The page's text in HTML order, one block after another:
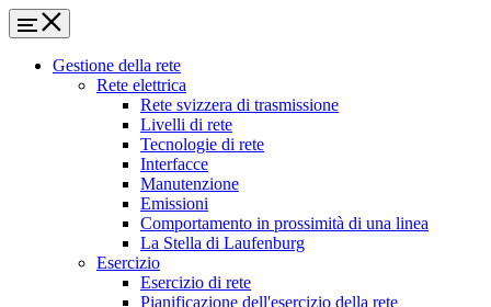
Gestione della rete
Rete elettrica
Rete svizzera di trasmissione
Livelli di rete
Tecnologie di rete
Interfacce
Manutenzione
Emissioni
Comportamento in prossimità di una linea
La Stella di Laufenburg
Esercizio
Esercizio di rete
Pianificazione dell'esercizio della rete